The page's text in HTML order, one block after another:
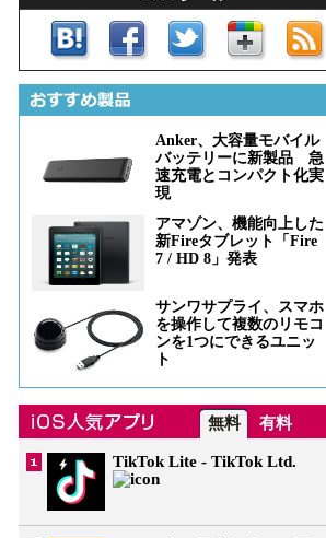
Anker、大容量モバイル
バッテリーに新製品 急
速充電とコンパクト化実
現
アマゾン、機能向上した
新Fireタブレット「Fire
7 / HD 8」発表
サンワサプライ、スマホ
を操作して複数のリモコ
ンを1つにできるユニッ
ト
無料 有料
TikTok Lite - TikTok Ltd.